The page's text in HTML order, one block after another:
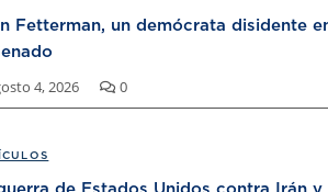
Fetterman, un demócrata disidente
4, 2026 0
de Estados Unidos contra Irán y